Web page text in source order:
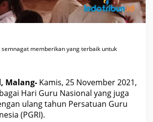
memberikan yang terbaik untuk
Malang- Kamis, 25 November 2021,
Hari Guru Nasional yang juga
ulang tahun Persatuan Guru
(PGRI).